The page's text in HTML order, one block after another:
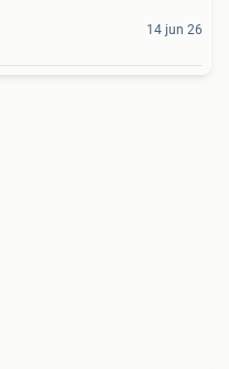
14 jun 26